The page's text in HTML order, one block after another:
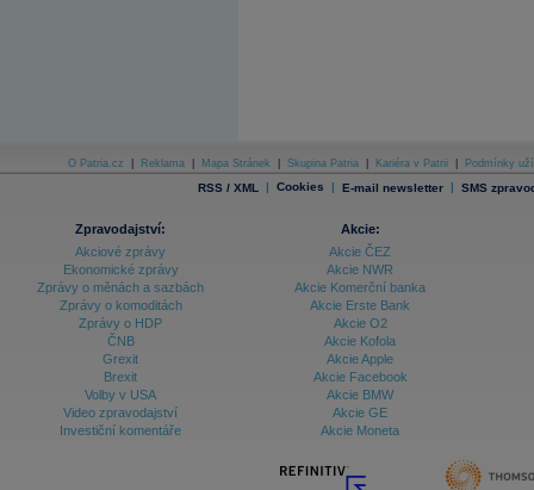
O Patria.cz Reklama Mapa Stránek Skupina Patria Kariéra v Patrii Podmínky
RSS / XML | Cookies | E-mail newsletter | SMS
Zpravodajství:
Akciové zprávy
Ekonomické zprávy
Zprávy o měnách a sazbách
Zprávy o komoditách
Zprávy o HDP
ČNB
Grexit
Brexit
Volby v USA
Video zpravodajství
Investiční komentáře
Akcie:
Akcie ČEZ
Akcie NWR
Akcie Komerční banka
Akcie Erste Bank
Akcie O2
Akcie Kofola
Akcie Apple
Akcie Facebook
Akcie BMW
Akcie GE
Akcie Moneta